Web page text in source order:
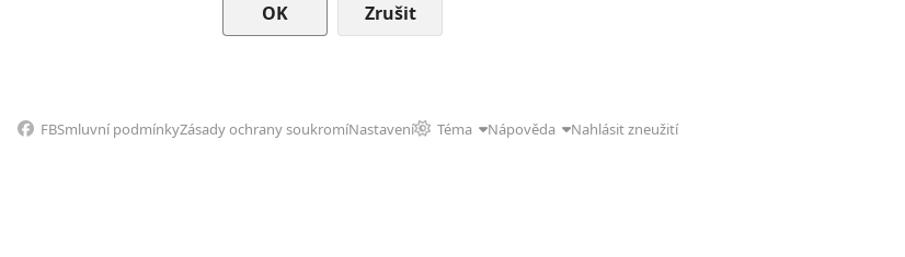
Zrušit
FBSmluvní podmínkyZásady ochrany soukromíNastavení Téma Nápověda Nahlásit zneužití